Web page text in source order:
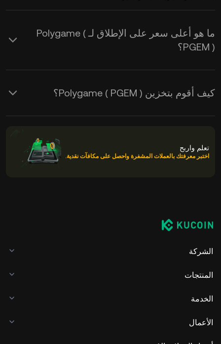
ما هو أعلى سعر على الإطلاق لـ Polygame (
PGEM )؟
كيف أقوم بتخزين Polygame ( PGEM )؟
تعلم واربح
اختبر معرفتك بالعملات المشفرة واحصل على مكافآت نقدية.
الشركة
المنتجات
الخدمة
الأعمال